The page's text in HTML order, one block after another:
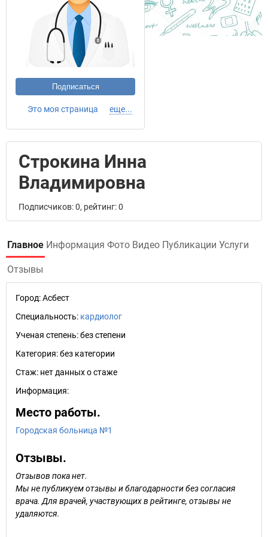
Подписаться
Это моя страница еще...
Строкина Инна
Владимировна
Подписчиков: 0, рейтинг: 0
Главное Информация Фото Видео Публикации Услуги
Отзывы
Город:Асбест
Специальность: кардиолог
Ученая степень:без степени
Категория:без категории
Стаж: нет данных о стаже
Информация:
Место работы.
Городская больница №1
Отзывы.
Отзывов пока нет.
Мы не публикуем отзывы и благодарности без согласия
врача. Для врачей, участвующих в рейтинге, отзывы не
удаляются.